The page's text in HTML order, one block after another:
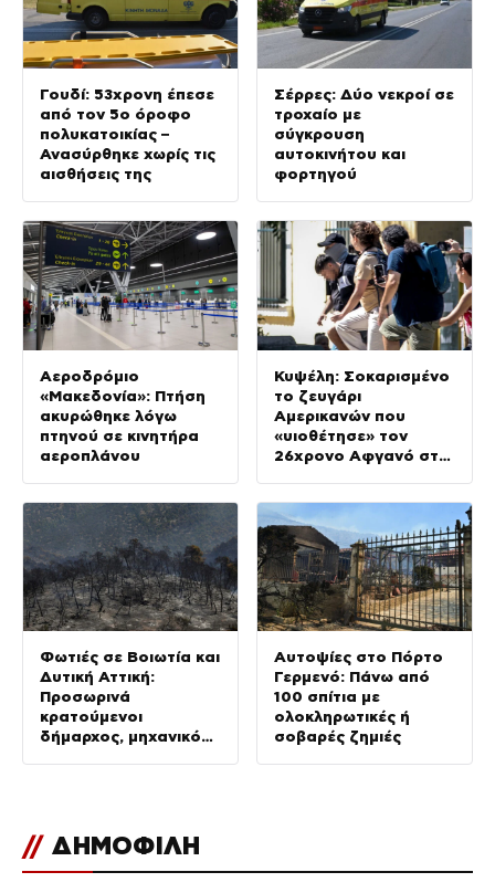
Γουδί: 53χρονη έπεσε
από τον 5ο όροφο
πολυκατοικίας –
Ανασύρθηκε χωρίς τις
αισθήσεις της
Σέρρες: Δύο νεκροί σε
τροχαίο με
σύγκρουση
αυτοκινήτου και
φορτηγού
Αεροδρόμιο
«Μακεδονία»: Πτήση
ακυρώθηκε λόγω
πτηνού σε κινητήρα
αεροπλάνου
Κυψέλη: Σοκαρισμένο
το ζευγάρι
Αμερικανών που
«υιοθέτησε» τον
26χρονο Αφγανό στη
Φωτιές σε Βοιωτία και
Δυτική Αττική:
Προσωρινά
κρατούμενοι
δήμαρχος, μηχανικός
Αυτοψίες στο Πόρτο
Γερμενό: Πάνω από
100 σπίτια με
ολοκληρωτικές ή
σοβαρές ζημιές
// ΔΗΜΟΦΙΛΗ